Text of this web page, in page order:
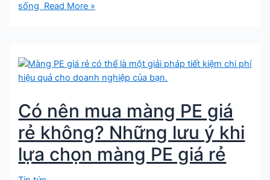
sống Read More »
Có nên mua màng PE giá
rẻ không? Những lưu ý khi
lựa chọn màng PE giá rẻ